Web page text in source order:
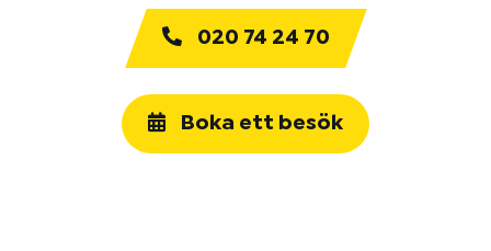
020 74 24 70
Boka ett besök